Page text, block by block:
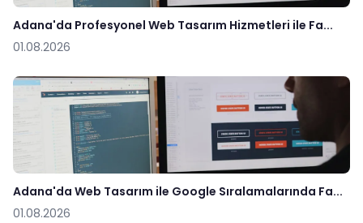
Adana'da Profesyonel Web Tasarım Hizmetleri ile Fa...
01.08.2026
Adana'da Web Tasarım ile Google Sıralamalarında Fa...
01.08.2026